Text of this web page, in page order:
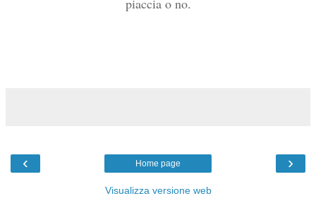
‹ ›
Home page
Visualizza versione web